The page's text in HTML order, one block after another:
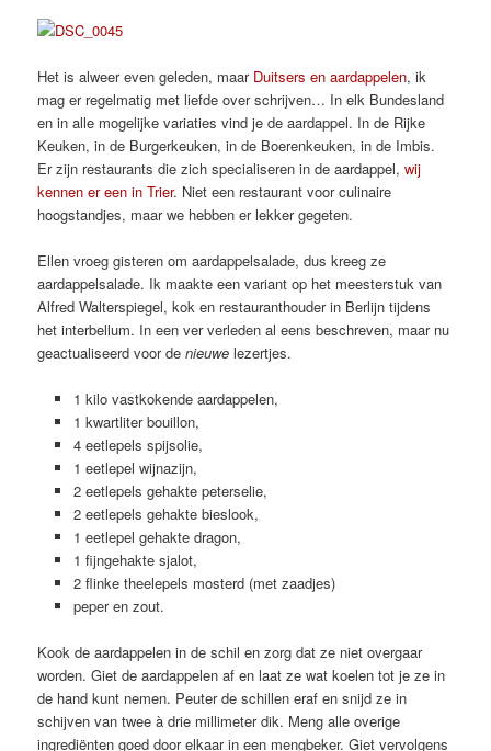
Het is alweer even geleden, maar Duitsers en aardappelen, ik
mag er regelmatig met liefde over schrijven… In elk Bundesland
en in alle mogelijke variaties vind je de aardappel. In de Rijke
Keuken, in de Burgerkeuken, in de Boerenkeuken, in de Imbis.
Er zijn restaurants die zich specialiseren in de aardappel,wij
kennen er een in Trier. Niet een restaurant voor culinaire
hoogstandjes, maar we hebben er lekker gegeten.
Ellen vroeg gisteren om aardappelsalade, dus kreeg ze
aardappelsalade. Ik maakte een variant op het meesterstuk van
Alfred Walterspiegel, kok en restauranthouder in Berlijn tijdens
het interbellum. In een ver verleden al eens beschreven, maar nu
geactualiseerd voor denieuwe lezertjes.
1 kilo vastkokende aardappelen,
1 kwartliter bouillon,
4 eetlepels spijsolie,
1 eetlepel wijnazijn,
2 eetlepels gehakte peterselie,
2 eetlepels gehakte bieslook,
1 eetlepel gehakte dragon,
1 fijngehakte sjalot,
2 flinke theelepels mosterd (met zaadjes)
peper en zout.
Kook de aardappelen in de schil en zorg dat ze niet overgaar
worden. Giet de aardappelen af en laat ze wat koelen tot je ze in
de hand kunt nemen. Peuter de schillen eraf en snijd ze in
schijven van twee à drie millimeter dik. Meng alle overige
ingrediënten goed door elkaar in een mengbeker. Giet vervolgens